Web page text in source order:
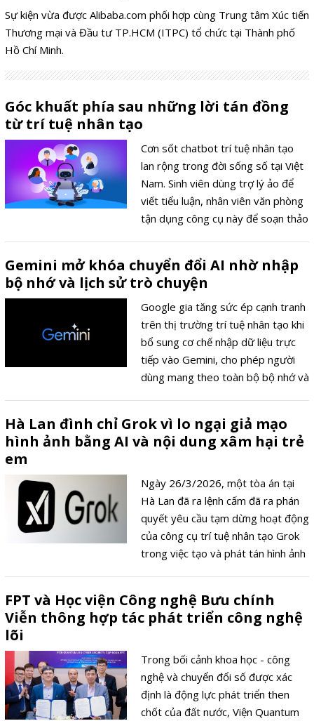
Sự kiện vừa được Alibaba.com phối hợp cùng Trung tâm Xúc tiến
Thương mại và Đầu tư TP.HCM (ITPC) tổ chức tại Thành phố
Hồ Chí Minh.
Góc khuất phía sau những lời tán đồng
từ trí tuệ nhân tạo
Cơn sốt chatbot trí tuệ nhân tạo
lan rộng trong đời sống số tại Việt
Nam. Sinh viên dùng trợ lý ảo để
viết tiểu luận, nhân viên văn phòng
tận dụng công cụ này để soạn thảo
trình tương tác lại bộc lộ một hiện
tượng đáng chú ý: hệ thống thường
nghiêng về việc tán đồng ý kiến
người dùng, kể cả khi nhận định
chứa sai lệch hoặc thiếu cơ sở.
Gemini mở khóa chuyển đổi AI nhờ nhập
bộ nhớ và lịch sử trò chuyện
Google gia tăng sức ép cạnh tranh
trên thị trường trí tuệ nhân tạo khi
bổ sung cơ chế nhập dữ liệu trực
tiếp vào Gemini, cho phép người
dùng mang theo toàn bộ bộ nhớ và
đầu, qua đó rút ngắn đáng kể thời
gian thích nghi.
Hà Lan đình chỉ Grok vì lo ngại giả mạo
hình ảnh bằng AI và nội dung xâm hại trẻ
em
Ngày 26/3/2026, một tòa án tại
Hà Lan đã ra lệnh cấm đã ra phán
quyết yêu cầu tạm dừng hoạt động
của công cụ trí tuệ nhân tạo Grok
trong việc tạo và phát tán hình ảnh
FPT và Học viện Công nghệ Bưu chính
Viễn thông hợp tác phát triển công nghệ
lõi
Trong bối cảnh khoa học - công
nghệ và chuyển đổi số được xác
định là động lực phát triển then
chốt của đất nước, Viện Quantum